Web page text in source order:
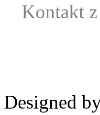
Kontakt
Designed